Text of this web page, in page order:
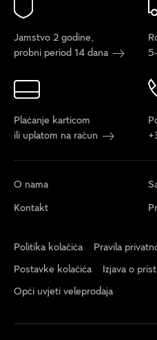
Jamstvo 2 godine,
probni period 14 dana
Plaćanje karticom
ili uplatom na račun
O nama
Kontakt
Politika kolačića Pravila
Postavke kolačića
Izjava o
Opći uvjeti veleprodaja